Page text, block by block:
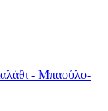
- Μπαούλο-